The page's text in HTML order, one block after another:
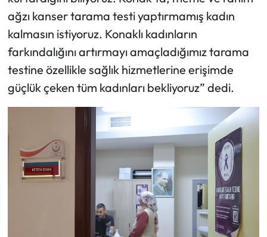
ağzı kanser tarama testi yaptırmamış kadın
kalmasın istiyoruz. Konaklı kadınların
farkındalığını artırmayı amaçladığımız tarama
testine özellikle sağlık hizmetlerine erişimde
güçlük çeken tüm kadınları bekliyoruz” dedi.